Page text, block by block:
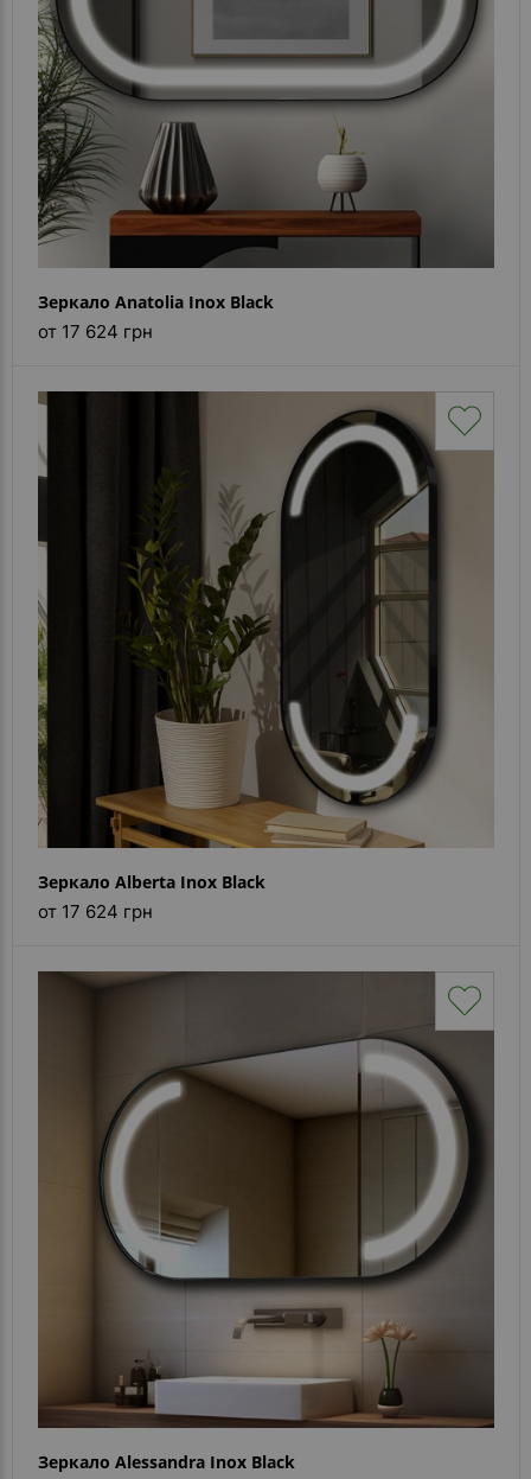
Зеркало Anatolia Inox Black
от 17 624 грн
Зеркало Alberta Inox Black
от 17 624 грн
Зеркало Alessandra Inox Black